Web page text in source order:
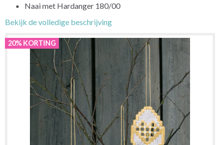
Naai met Hardanger 180/00
Bekijk de volledige beschrijving
20% KORTING